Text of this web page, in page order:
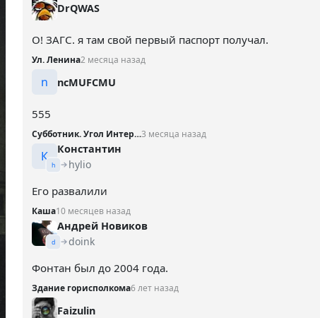
DrQWAS
О! ЗАГС. я там свой первый паспорт получал.
Ул. Ленина2 месяца назад
n ncMUFCMU
555
Субботник. Угол Интернациональной и Театральной3 месяца назад
К
h
Константин
hylio
Его развалили
Каша10 месяцев назад
d
Андрей Новиков
doink
Фонтан был до 2004 года.
Здание горисполкома6 лет назад
Faizulin